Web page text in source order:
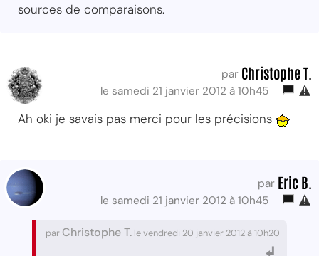
sources de comparaisons.
par Christophe T.
le samedi 21 janvier 2012 à 10h45
Ah oki je savais pas merci pour les précisions
par Eric B.
le samedi 21 janvier 2012 à 10h45
par Christophe T. le vendredi 20 janvier 2012 à 10h20